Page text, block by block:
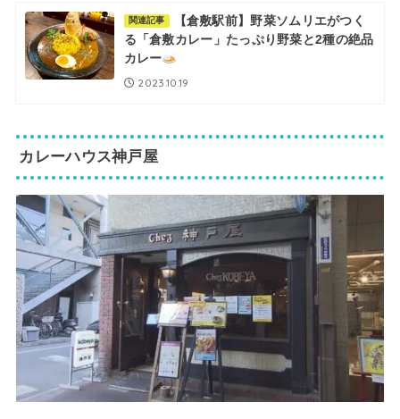
関連記事
【倉敷駅前】野菜ソムリエがつく
る「倉敷カレー」たっぷり野菜と2種の絶品
カレー
2023.10.19
カレーハウス神戸屋